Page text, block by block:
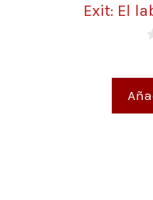
Exit: El